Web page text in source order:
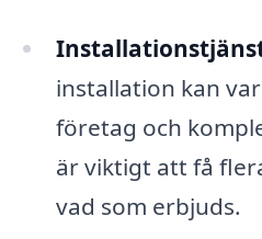
installation kan
företag och
är viktigt att få
vad som erbjuds.